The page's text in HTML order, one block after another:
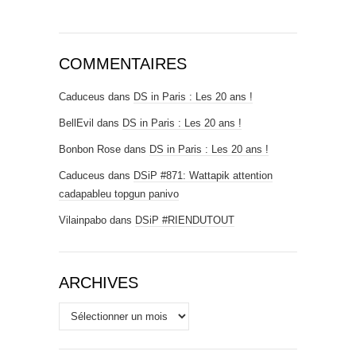
COMMENTAIRES
Caduceus dans DS in Paris : Les 20 ans !
BellEvil dans DS in Paris : Les 20 ans !
Bonbon Rose dans DS in Paris : Les 20 ans !
Caduceus dans DSiP #871: Wattapik attention
cadapableu topgun panivo
Vilainpabo dans DSiP #RIENDUTOUT
ARCHIVES
Archives